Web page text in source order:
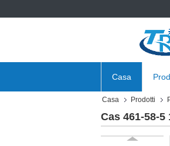
Casa
Casa Prodotti
Cas 461-58-